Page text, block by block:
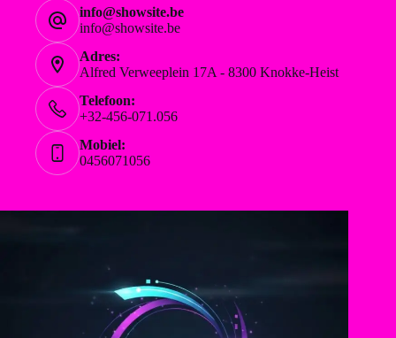
info@showsite.be
info@showsite.be
Adres:
Alfred Verweeplein 17A - 8300 Knokke-Heist
Telefoon:
+32-456-071.056
Mobiel:
0456071056